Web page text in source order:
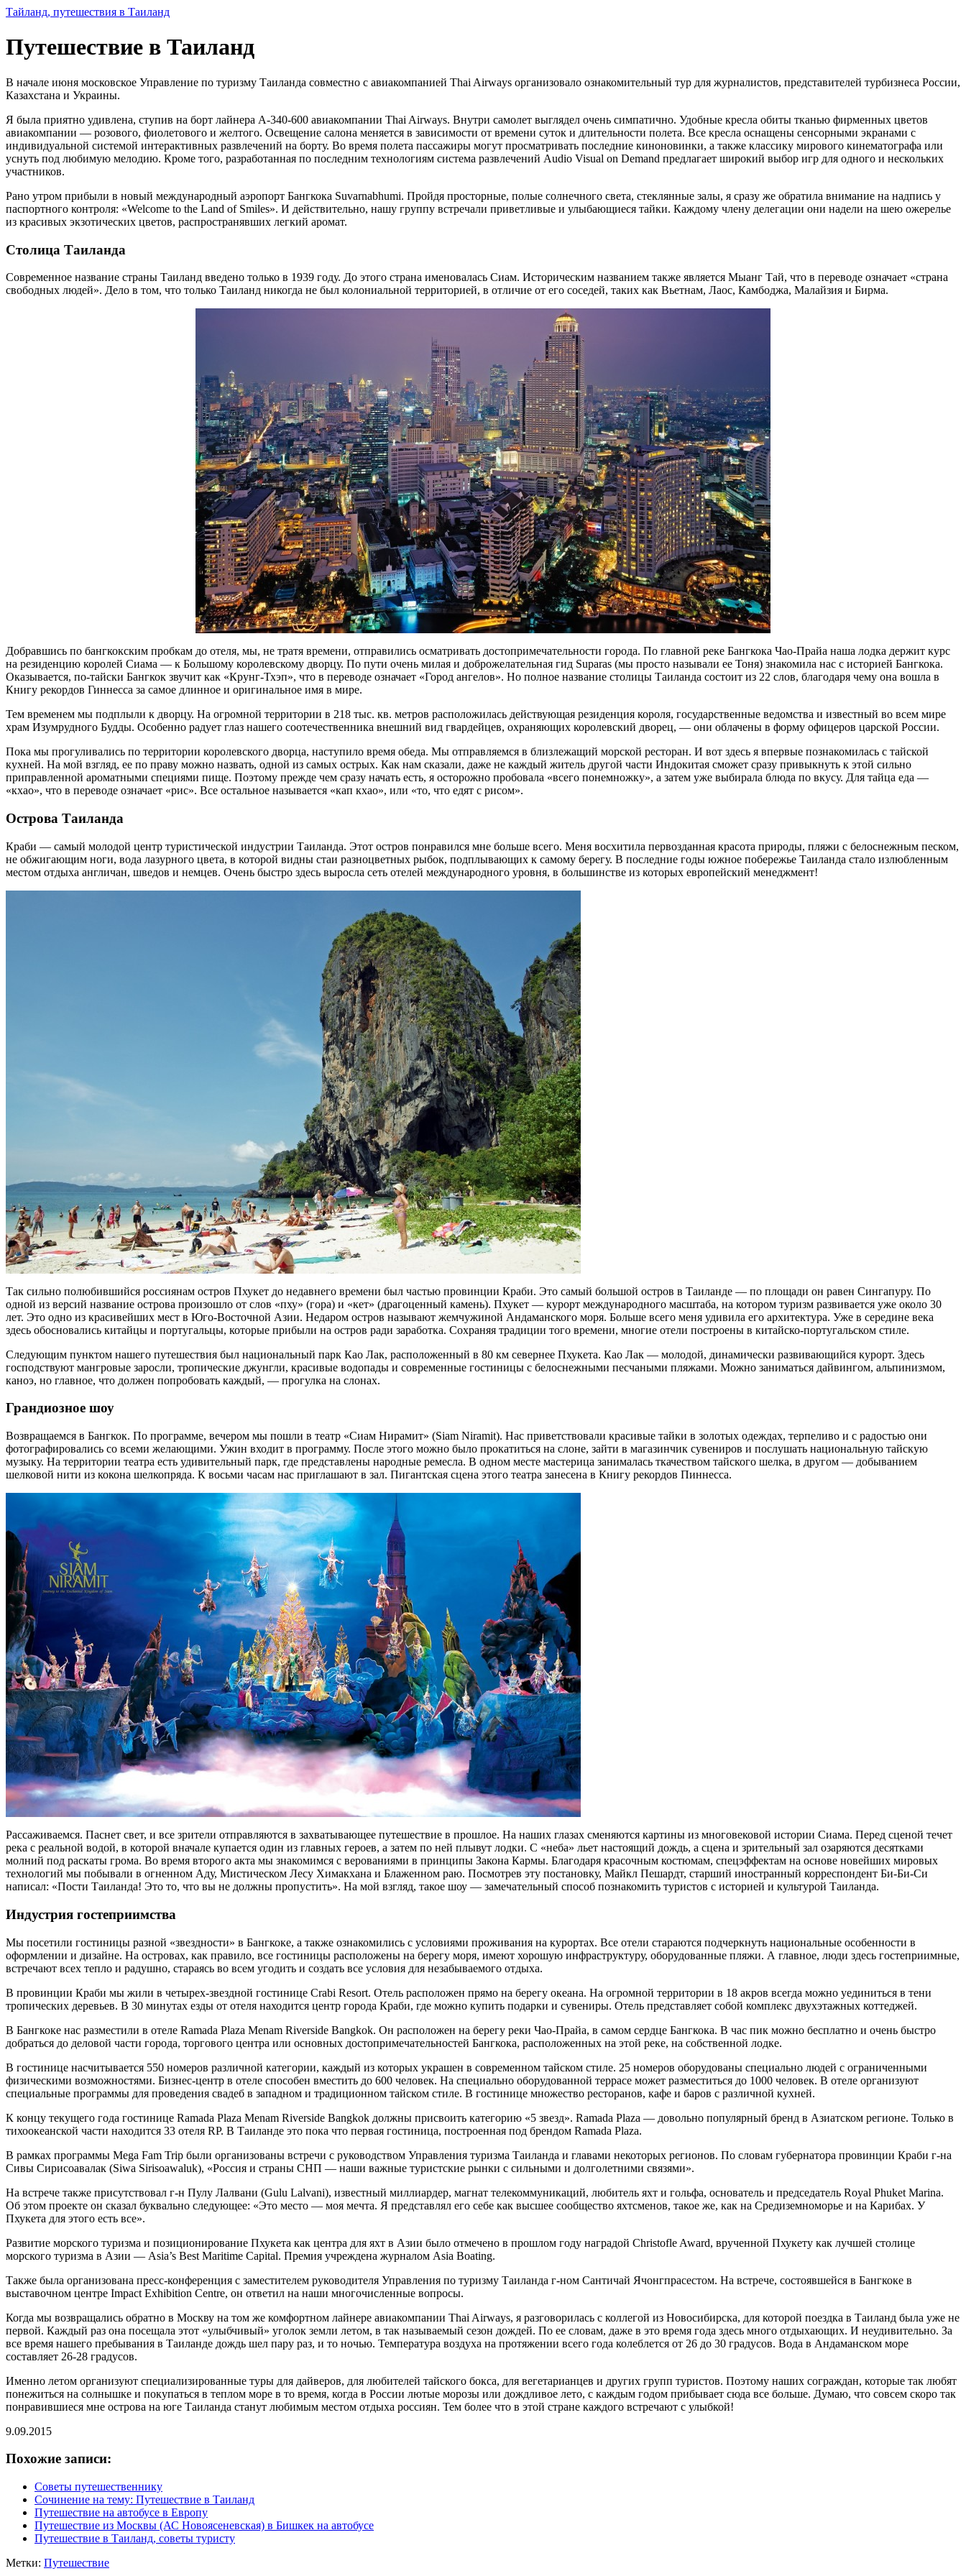
Тайланд, путешествия в Таиланд
Путешествие в Таиланд
В начале июня московское Управление по туризму Таиланда совместно с авиакомпанией Thai Airways организовало ознакомительный тур для журналистов, представителей турбизнеса России,
Казахстана и Украины.
Я была приятно удивлена, ступив на борт лайнера А-340-600 авиакомпании Thai Airways. Внутри самолет выглядел очень симпатично. Удобные кресла обиты тканью фирменных цветов
авиакомпании — розового, фиолетового и желтого. Освещение салона меняется в зависимости от времени суток и длительности полета. Все кресла оснащены сенсорными экранами с
индивидуальной системой интерактивных развлечений на борту. Во время полета пассажиры могут просматривать последние киноновинки, а также классику мирового кинематографа или
уснуть под любимую мелодию. Кроме того, разработанная по последним технологиям система развлечений Audio Visual on Demand предлагает широкий выбор игр для одного и нескольких
участников.
Рано утром прибыли в новый международный аэропорт Бангкока Suvarnabhumi. Пройдя просторные, полые солнечного света, стеклянные залы, я сразу же обратила внимание на надпись у
паспортного контроля: «Welcome to the Land of Smiles». И действительно, нашу группу встречали приветливые и улыбающиеся тайки. Каждому члену делегации они надели на шею ожерелье
из красивых экзотических цветов, распространявших легкий аромат.
Столица Таиланда
Современное название страны Таиланд введено только в 1939 году. До этого страна именовалась Сиам. Историческим названием также является Мыанг Тай, что в переводе означает «страна
свободных людей». Дело в том, что только Таиланд никогда не был колониальной территорией, в отличие от его соседей, таких как Вьетнам, Лаос, Камбоджа, Малайзия и Бирма.
Добравшись по бангкокским пробкам до отеля, мы, не тратя времени, отправились осматривать достопримечательности города. По главной реке Бангкока Чао-Прайа наша лодка держит курс
на резиденцию королей Сиама — к Большому королевскому дворцу. По пути очень милая и доброжелательная гид Suparas (мы просто называли ее Тоня) знакомила нас с историей Бангкока.
Оказывается, по-тайски Бангкок звучит как «Крунг-Тхэп», что в переводе означает «Город ангелов». Но полное название столицы Таиланда состоит из 22 слов, благодаря чему она вошла в
Книгу рекордов Гиннесса за самое длинное и оригинальное имя в мире.
Тем временем мы подплыли к дворцу. На огромной территории в 218 тыс. кв. метров расположилась действующая резиденция короля, государственные ведомства и известный во всем мире
храм Изумрудного Будды. Особенно радует глаз нашего соотечественника внешний вид гвардейцев, охраняющих королевский дворец, — они облачены в форму офицеров царской России.
Пока мы прогуливались по территории королевского дворца, наступило время обеда. Мы отправляемся в близлежащий морской ресторан. И вот здесь я впервые познакомилась с тайской
кухней. На мой взгляд, ее по праву можно назвать, одной из самых острых. Как нам сказали, даже не каждый житель другой части Индокитая сможет сразу привыкнуть к этой сильно
приправленной ароматными специями пище. Поэтому прежде чем сразу начать есть, я осторожно пробовала «всего понемножку», а затем уже выбирала блюда по вкусу. Для тайца еда —
«кхао», что в переводе означает «рис». Все остальное называется «кап кхао», или «то, что едят с рисом».
Острова Таиланда
Краби — самый молодой центр туристической индустрии Таиланда. Этот остров понравился мне больше всего. Меня восхитила первозданная красота природы, пляжи с белоснежным песком,
не обжигающим ноги, вода лазурного цвета, в которой видны стаи разноцветных рыбок, подплывающих к самому берегу. В последние годы южное побережье Таиланда стало излюбленным
местом отдыха англичан, шведов и немцев. Очень быстро здесь выросла сеть отелей международного уровня, в большинстве из которых европейский менеджмент!
Так сильно полюбившийся россиянам остров Пхукет до недавнего времени был частью провинции Краби. Это самый большой остров в Таиланде — по площади он равен Сингапуру. По
одной из версий название острова произошло от слов «пху» (гора) и «кет» (драгоценный камень). Пхукет — курорт международного масштаба, на котором туризм развивается уже около 30
лет. Это одно из красивейших мест в Юго-Восточной Азии. Недаром остров называют жемчужиной Андаманского моря. Больше всего меня удивила его архитектура. Уже в середине века
здесь обосновались китайцы и португальцы, которые прибыли на остров ради заработка. Сохраняя традиции того времени, многие отели построены в китайско-португальском стиле.
Следующим пунктом нашего путешествия был национальный парк Као Лак, расположенный в 80 км севернее Пхукета. Као Лак — молодой, динамически развивающийся курорт. Здесь
господствуют мангровые заросли, тропические джунгли, красивые водопады и современные гостиницы с белоснежными песчаными пляжами. Можно заниматься дайвингом, альпинизмом,
каноэ, но главное, что должен попробовать каждый, — прогулка на слонах.
Грандиозное шоу
Возвращаемся в Бангкок. По программе, вечером мы пошли в театр «Сиам Нирамит» (Siam Niramit). Нас приветствовали красивые тайки в золотых одеждах, терпеливо и с радостью они
фотографировались со всеми желающими. Ужин входит в программу. После этого можно было прокатиться на слоне, зайти в магазинчик сувениров и послушать национальную тайскую
музыку. На территории театра есть удивительный парк, где представлены народные ремесла. В одном месте мастерица занималась ткачеством тайского шелка, в другом — добыванием
шелковой нити из кокона шелкопряда. К восьми часам нас приглашают в зал. Пигантская сцена этого театра занесена в Книгу рекордов Пиннесса.
Рассаживаемся. Паснет свет, и все зрители отправляются в захватывающее путешествие в прошлое. На наших глазах сменяются картины из многовековой истории Сиама. Перед сценой течет
река с реальной водой, в которой вначале купается один из главных героев, а затем по ней плывут лодки. С «неба» льет настоящий дождь, а сцена и зрительный зал озаряются десятками
молний под раскаты грома. Во время второго акта мы знакомимся с верованиями в принципы Закона Кармы. Благодаря красочным костюмам, спецэффектам на основе новейших мировых
технологий мы побывали в огненном Аду, Мистическом Лесу Химакхана и Блаженном раю. Посмотрев эту постановку, Майкл Пешардт, старший иностранный корреспондент Би-Би-Си
написал: «Пости Таиланда! Это то, что вы не должны пропустить». На мой взгляд, такое шоу — замечательный способ познакомить туристов с историей и культурой Таиланда.
Индустрия гостеприимства
Мы посетили гостиницы разной «звездности» в Бангкоке, а также ознакомились с условиями проживания на курортах. Все отели стараются подчеркнуть национальные особенности в
оформлении и дизайне. На островах, как правило, все гостиницы расположены на берегу моря, имеют хорошую инфраструктуру, оборудованные пляжи. А главное, люди здесь гостеприимные,
встречают всех тепло и радушно, стараясь во всем угодить и создать все условия для незабываемого отдыха.
В провинции Краби мы жили в четырех-звездной гостинице Crabi Resort. Отель расположен прямо на берегу океана. На огромной территории в 18 акров всегда можно уединиться в тени
тропических деревьев. В 30 минутах езды от отеля находится центр города Краби, где можно купить подарки и сувениры. Отель представляет собой комплекс двухэтажных коттеджей.
В Бангкоке нас разместили в отеле Ramada Plaza Menam Riverside Bangkok. Он расположен на берегу реки Чао-Прайа, в самом сердце Бангкока. В час пик можно бесплатно и очень быстро
добраться до деловой части города, торгового центра или основных достопримечательностей Бангкока, расположенных на этой реке, на собственной лодке.
В гостинице насчитывается 550 номеров различной категории, каждый из которых украшен в современном тайском стиле. 25 номеров оборудованы специально людей с ограниченными
физическими возможностями. Бизнес-центр в отеле способен вместить до 600 человек. На специально оборудованной террасе может разместиться до 1000 человек. В отеле организуют
специальные программы для проведения свадеб в западном и традиционном тайском стиле. В гостинице множество ресторанов, кафе и баров с различной кухней.
К концу текущего года гостинице Ramada Plaza Menam Riverside Bangkok должны присвоить категорию «5 звезд». Ramada Plaza — довольно популярный бренд в Азиатском регионе. Только в
тихоокеанской части находится 33 отеля RP. В Таиланде это пока что первая гостиница, построенная под брендом Ramada Plaza.
В рамках программы Mega Fam Trip были организованы встречи с руководством Управления туризма Таиланда и главами некоторых регионов. По словам губернатора провинции Краби г-на
Сивы Сирисоавалак (Siwa Sirisoawaluk), «Россия и страны СНП — наши важные туристские рынки с сильными и долголетними связями».
На встрече также присутствовал г-н Пулу Лалвани (Gulu Lalvani), известный миллиардер, магнат телекоммуникаций, любитель яхт и гольфа, основатель и председатель Royal Phuket Marina.
Об этом проекте он сказал буквально следующее: «Это место — моя мечта. Я представлял его себе как высшее сообщество яхтсменов, такое же, как на Средиземноморье и на Карибах. У
Пхукета для этого есть все».
Развитие морского туризма и позиционирование Пхукета как центра для яхт в Азии было отмечено в прошлом году наградой Christofle Award, врученной Пхукету как лучшей столице
морского туризма в Азии — Asia’s Best Maritime Capital. Премия учреждена журналом Asia Boating.
Также была организована пресс-конференция с заместителем руководителя Управления по туризму Таиланда г-ном Сантичай Ячонгпрасестом. На встрече, состоявшейся в Бангкоке в
выставочном центре Impact Exhibition Centre, он ответил на наши многочисленные вопросы.
Когда мы возвращались обратно в Москву на том же комфортном лайнере авиакомпании Thai Airways, я разговорилась с коллегой из Новосибирска, для которой поездка в Таиланд была уже не
первой. Каждый раз она посещала этот «улыбчивый» уголок земли летом, в так называемый сезон дождей. По ее словам, даже в это время года здесь много отдыхающих. И неудивительно. За
все время нашего пребывания в Таиланде дождь шел пару раз, и то ночью. Температура воздуха на протяжении всего года колеблется от 26 до 30 градусов. Вода в Андаманском море
составляет 26-28 градусов.
Именно летом организуют специализированные туры для дайверов, для любителей тайского бокса, для вегетарианцев и других групп туристов. Поэтому наших сограждан, которые так любят
понежиться на солнышке и покупаться в теплом море в то время, когда в России лютые морозы или дождливое лето, с каждым годом прибывает сюда все больше. Думаю, что совсем скоро так
понравившиеся мне острова на юге Таиланда станут любимым местом отдыха россиян. Тем более что в этой стране каждого встречают с улыбкой!
9.09.2015
Похожие записи:
Советы путешественнику
Сочинение на тему: Путешествие в Таиланд
Путешествие на автобусе в Европу
Путешествие из Москвы (АС Новоясеневская) в Бишкек на автобусе
Путешествие в Таиланд, советы туристу
Метки: Путешествие